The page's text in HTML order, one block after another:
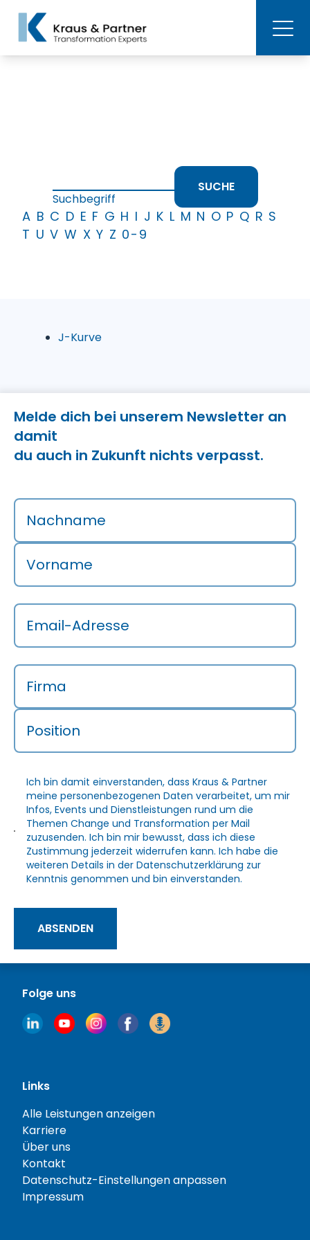
Suchbegriff
SUCHE
A B C D E F G H I J K L M N O P Q R S
T U V W X Y Z 0-9
J-Kurve
Folge uns
Links
Alle Leistungen anzeigen
Karriere
Über uns
Kontakt
Datenschutz-Einstellungen anpassen
Impressum
Melde dich bei unserem Newsletter an
damit
du auch in Zukunft nichts verpasst.
Nachname
Vorname
Email-Adresse
Firma
Position
Ich bin damit einverstanden, dass Kraus & Partner
meine personenbezogenen Daten verarbeitet, um mir
Infos, Events und Dienstleistungen rund um die
Themen Change und Transformation per Mail
zuzusenden. Ich bin mir bewusst, dass ich diese
Zustimmung jederzeit widerrufen kann. Ich habe die
weiteren Details in derDatenschutzerklärung zur
Kenntnis genommen und bin einverstanden.
ABSENDEN